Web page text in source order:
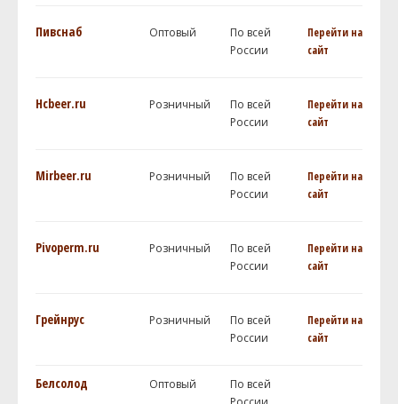
Пивснаб Оптовый
По всей
России
Перейти на
сайт
Hcbeer.ru Розничный
По всей
России
Перейти на
сайт
Mirbeer.ru Розничный
По всей
России
Перейти на
сайт
Pivoperm.ru Розничный
По всей
России
Перейти на
сайт
Грейнрус Розничный
По всей
России
Перейти на
сайт
Белсолод Оптовый
По всей